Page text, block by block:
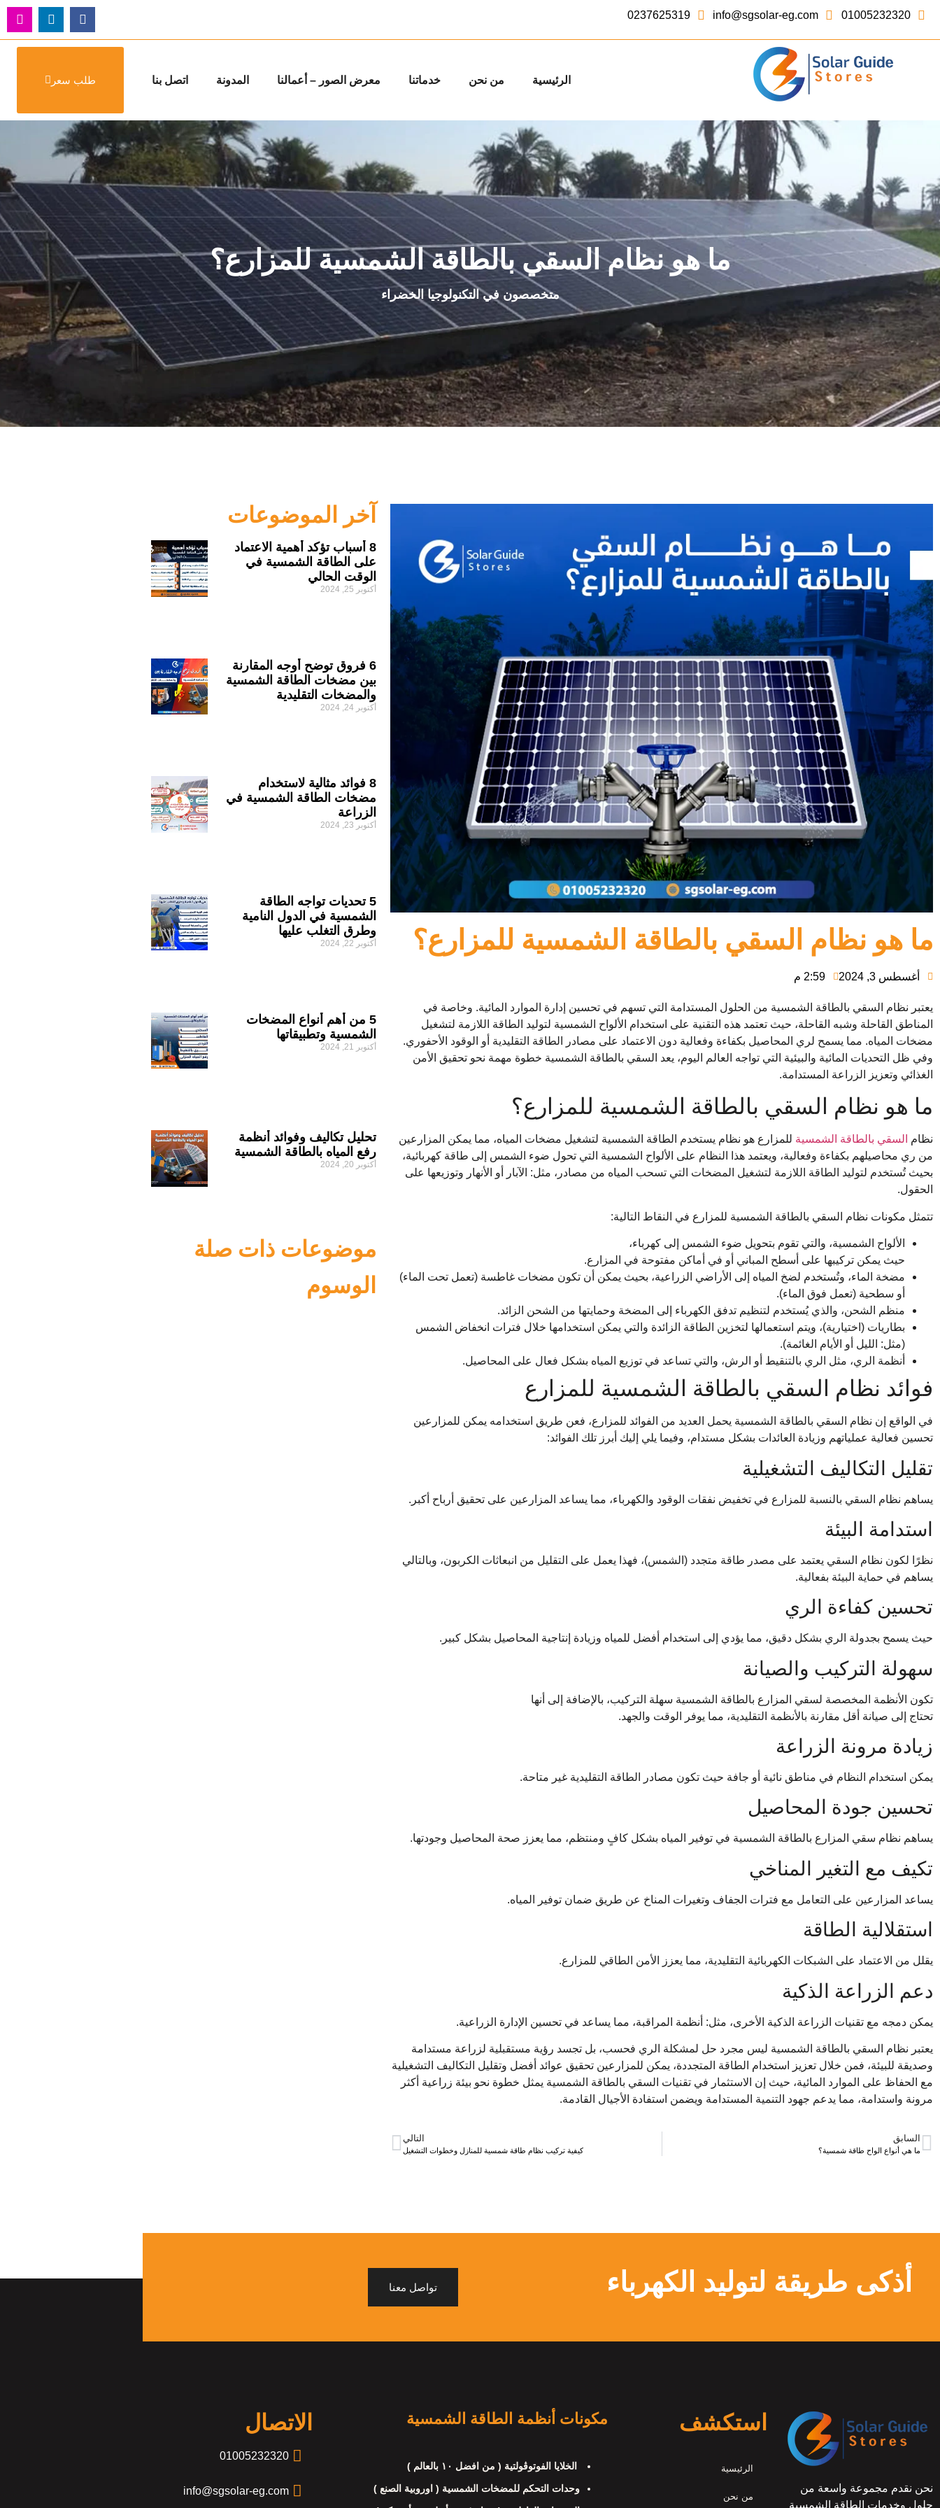
01005232320
info@sgsolar-eg.com
0237625319
الرئيسية من نحن خدماتنا معرض الصور – أعمالنا المدونة اتصل بنا طلب سعر
ما هو نظام السقي بالطاقة الشمسية للمزارع؟
متخصصون في التكنولوجيا الخضراء
ما هو نظام السقي بالطاقة الشمسية للمزارع؟
أغسطس 3, 2024 2:59 م
يعتبر نظام السقي بالطاقة الشمسية من الحلول المستدامة التي تسهم في تحسين إدارة الموارد المائية. وخاصة في
المناطق القاحلة وشبه القاحلة، حيث تعتمد هذه التقنية على استخدام الألواح الشمسية لتوليد الطاقة اللازمة لتشغيل
مضخات المياه. مما يسمح لري المحاصيل بكفاءة وفعالية دون الاعتماد على مصادر الطاقة التقليدية أو الوقود الأحفوري.
وفي ظل التحديات المائية والبيئية التي تواجه العالم اليوم، يعد السقي بالطاقة الشمسية خطوة مهمة نحو تحقيق الأمن
الغذائي وتعزيز الزراعة المستدامة.
ما هو نظام السقي بالطاقة الشمسية للمزارع؟
نظام السقي بالطاقة الشمسية للمزارع هو نظام يستخدم الطاقة الشمسية لتشغيل مضخات المياه، مما يمكن المزارعين
من ري محاصيلهم بكفاءة وفعالية، ويعتمد هذا النظام على الألواح الشمسية التي تحول ضوء الشمس إلى طاقة كهربائية،
بحيث تُستخدم لتوليد الطاقة اللازمة لتشغيل المضخات التي تسحب المياه من مصادر، مثل: الآبار أو الأنهار وتوزيعها على
الحقول.
تتمثل مكونات نظام السقي بالطاقة الشمسية للمزارع في النقاط التالية:
الألواح الشمسية، والتي تقوم بتحويل ضوء الشمس إلى كهرباء،
حيث يمكن تركيبها على أسطح المباني أو في أماكن مفتوحة في المزارع.
مضخة الماء، وتُستخدم لضخ المياه إلى الأراضي الزراعية، بحيث يمكن أن تكون مضخات غاطسة (تعمل تحت الماء)
أو سطحية (تعمل فوق الماء).
منظم الشحن، والذي يُستخدم لتنظيم تدفق الكهرباء إلى المضخة وحمايتها من الشحن الزائد.
بطاريات (اختيارية)، ويتم استعمالها لتخزين الطاقة الزائدة والتي يمكن استخدامها خلال فترات انخفاض الشمس
(مثل: الليل أو الأيام الغائمة).
أنظمة الري، مثل الري بالتنقيط أو الرش، والتي تساعد في توزيع المياه بشكل فعال على المحاصيل.
فوائد نظام السقي بالطاقة الشمسية للمزارع
في الواقع إن نظام السقي بالطاقة الشمسية يحمل العديد من الفوائد للمزارع، فعن طريق استخدامه يمكن للمزارعين
تحسين فعالية عملياتهم وزيادة العائدات بشكل مستدام، وفيما يلي إليك أبرز تلك الفوائد:
تقليل التكاليف التشغيلية
يساهم نظام السقي بالنسبة للمزارع في تخفيض نفقات الوقود والكهرباء، مما يساعد المزارعين على تحقيق أرباح أكبر.
استدامة البيئة
نظرًا لكون نظام السقي يعتمد على مصدر طاقة متجدد (الشمس)، فهذا يعمل على التقليل من انبعاثات الكربون، وبالتالي
يساهم في حماية البيئة بفعالية.
تحسين كفاءة الري
حيث يسمح بجدولة الري بشكل دقيق، مما يؤدي إلى استخدام أفضل للمياه وزيادة إنتاجية المحاصيل بشكل كبير.
سهولة التركيب والصيانة
تكون الأنظمة المخصصة لسقي المزارع بالطاقة الشمسية سهلة التركيب، بالإضافة إلى أنها
تحتاج إلى صيانة أقل مقارنة بالأنظمة التقليدية، مما يوفر الوقت والجهد.
زيادة مرونة الزراعة
يمكن استخدام النظام في مناطق نائية أو جافة حيث تكون مصادر الطاقة التقليدية غير متاحة.
تحسين جودة المحاصيل
يساهم نظام سقي المزارع بالطاقة الشمسية في توفير المياه بشكل كافٍ ومنتظم، مما يعزز صحة المحاصيل وجودتها.
تكيف مع التغير المناخي
يساعد المزارعين على التعامل مع فترات الجفاف وتغيرات المناخ عن طريق ضمان توفير المياه.
استقلالية الطاقة
يقلل من الاعتماد على الشبكات الكهربائية التقليدية، مما يعزز الأمن الطاقي للمزارع.
دعم الزراعة الذكية
يمكن دمجه مع تقنيات الزراعة الذكية الأخرى، مثل: أنظمة المراقبة، مما يساعد في تحسين الإدارة الزراعية.
يعتبر نظام السقي بالطاقة الشمسية ليس مجرد حل لمشكلة الري فحسب، بل تجسد رؤية مستقبلية لزراعة مستدامة
وصديقة للبيئة، فمن خلال تعزيز استخدام الطاقة المتجددة، يمكن للمزارعين تحقيق عوائد أفضل وتقليل التكاليف التشغيلية
مع الحفاظ على الموارد المائية، حيث إن الاستثمار في تقنيات السقي بالطاقة الشمسية يمثل خطوة نحو بيئة زراعية أكثر
مرونة واستدامة، مما يدعم جهود التنمية المستدامة ويضمن استفادة الأجيال القادمة.
السابق
ما هي أنواع الواح طاقة شمسية؟
التالي
كيفية تركيب نظام طاقة شمسية للمنازل وخطوات التشغيل
آخر الموضوعات
8 أسباب تؤكد أهمية الاعتماد
على الطاقة الشمسية في
الوقت الحالي
أكتوبر 25, 2024
6 فروق توضح أوجه المقارنة
بين مضخات الطاقة الشمسية
والمضخات التقليدية
أكتوبر 24, 2024
8 فوائد مثالية لاستخدام
مضخات الطاقة الشمسية في
الزراعة
أكتوبر 23, 2024
5 تحديات تواجه الطاقة
الشمسية في الدول النامية
وطرق التغلب عليها
أكتوبر 22, 2024
5 من أهم أنواع المضخات
الشمسية وتطبيقاتها
أكتوبر 21, 2024
تحليل تكاليف وفوائد أنظمة
رفع المياه بالطاقة الشمسية
أكتوبر 20, 2024
موضوعات ذات صلة
الوسوم
أذكى طريقة لتوليد الكهرباء تواصل معنا
نحن نقدم مجموعة واسعة من
حلول وخدمات الطاقة الشمسية
استكشف
الرئيسية
من نحن
مكونات أنظمة الطاقة الشمسية
الخلايا الفوتوڤولتية ( من افضل ١٠ بالعالم )
وحدات التحكم للمضخات الشمسية ( اوروبية الصنع )
الاتصال
01005232320
info@sgsolar-eg.com